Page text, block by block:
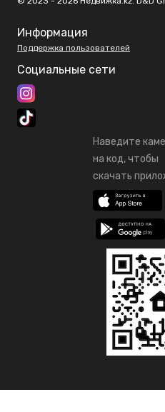
Информация
Поддержка пользователей
Социальные сети
Наведите
на код, чтобы
скачать